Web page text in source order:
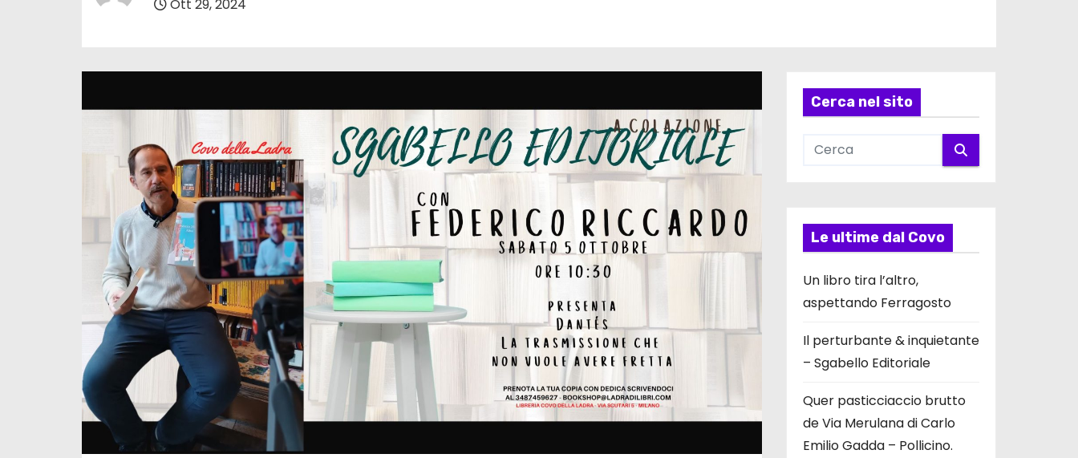
Ott 29, 2024
Cerca nel sito
Le ultime dal Covo
Un libro tira l’altro,
aspettando Ferragosto
Il perturbante & inquietante
– Sgabello Editoriale
Quer pasticciaccio brutto
de Via Merulana di Carlo
Emilio Gadda – Pollicino.